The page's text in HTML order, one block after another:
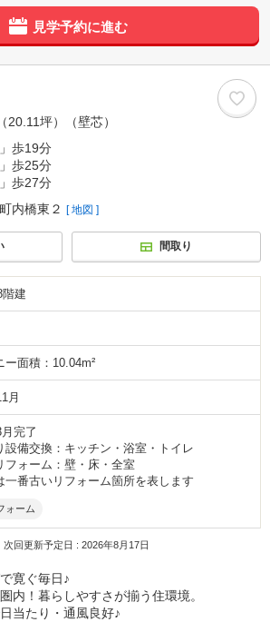
見学予約に進む
20.11坪）（壁芯）
歩19分
歩25分
歩27分
内橋東２ [ 地図 ]
間取り
建
ー面積：10.04m²
月
完了
備交換：キッチン・浴室・トイレ
ォーム：壁・床・全室
番古いリフォーム箇所を表します
ォーム
回更新予定日 : 2026年8月17日
寛ぐ毎日♪
内！暮らしやすさが揃う住環境。
当たり・通風良好♪